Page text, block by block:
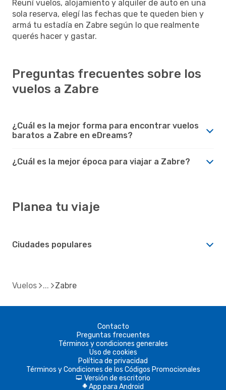
Reuní vuelos, alojamiento y alquiler de auto en una
sola reserva, elegí las fechas que te queden bien y
armá tu estadía en Zabre según lo que realmente
querés hacer y gastar.
Preguntas frecuentes sobre los
vuelos a Zabre
¿Cuál es la mejor forma para encontrar vuelos
baratos a Zabre en eDreams?
¿Cuál es la mejor época para viajar a Zabre?
Planea tu viaje
Ciudades populares
Vuelos Zabre
Contacto
Preguntas frecuentes
Términos y condiciones generales
Uso de cookies
Política de privacidad
Términos y Condiciones de los Códigos Promocionales
d Versión de escritorio
A App para Android